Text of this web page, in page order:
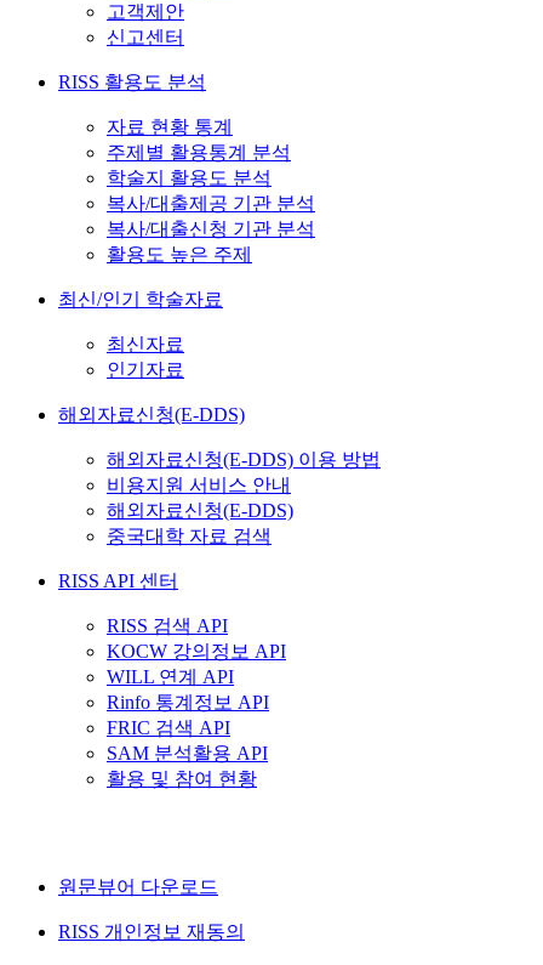
고객제안
신고센터
RISS 활용도 분석
자료 현황 통계
주제별 활용통계 분석
학술지 활용도 분석
복사/대출제공 기관 분석
복사/대출신청 기관 분석
활용도 높은 주제
최신/인기 학술자료
최신자료
인기자료
해외자료신청(E-DDS)
해외자료신청(E-DDS) 이용 방법
비용지원 서비스 안내
해외자료신청(E-DDS)
중국대학 자료 검색
RISS API 센터
RISS 검색 API
KOCW 강의정보 API
WILL 연계 API
Rinfo 통계정보 API
FRIC 검색 API
SAM 분석활용 API
활용 및 참여 현황
원문뷰어 다운로드
RISS 개인정보 재동의